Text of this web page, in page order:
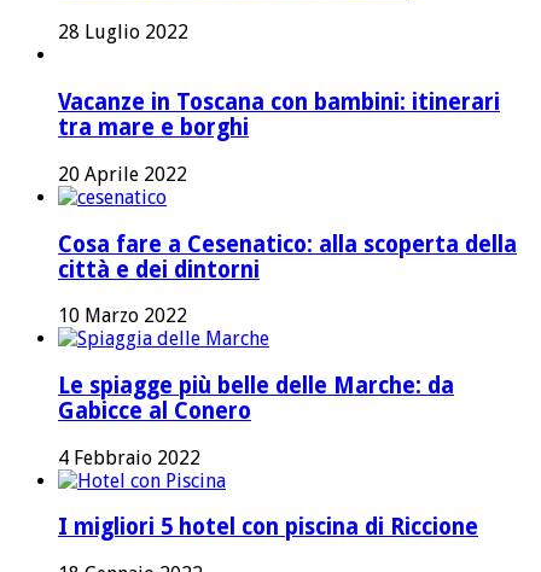
28 Luglio 2022
Vacanze in Toscana con bambini: itinerari
tra mare e borghi
20 Aprile 2022
Cosa fare a Cesenatico: alla scoperta della
città e dei dintorni
10 Marzo 2022
Le spiagge più belle delle Marche: da
Gabicce al Conero
4 Febbraio 2022
I migliori 5 hotel con piscina di Riccione